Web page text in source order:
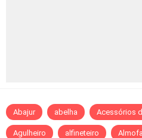
Abajur abelha Acessórios
Agulheiro alfineteiro